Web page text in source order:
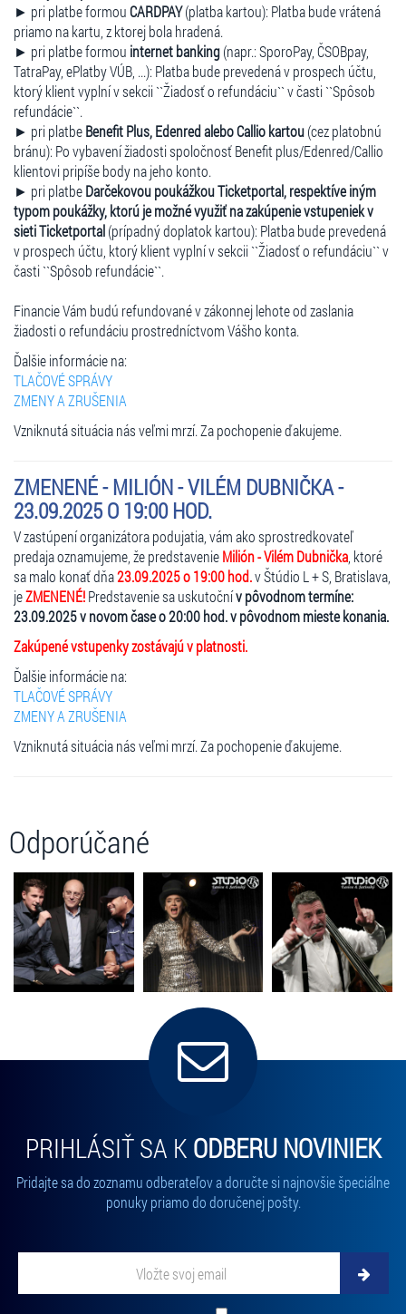
► pri platbe formouCARDPAY(platba kartou): Platba bude vrátená
priamo na kartu, z ktorej bola hradená.
► pri platbe formou internet banking(napr.: SporoPay, ČSOBpay,
TatraPay, ePlatby VÚB, ...): Platba bude prevedená v prospech účtu,
ktorý klient vyplní v sekcii ``Žiadosť o refundáciu`` v časti ``Spôsob
refundácie``.
► pri platbeBenefit Plus, Edenred alebo Callio kartou(cez platobnú
bránu): Po vybavení žiadosti spoločnosť Benefit plus/Edenred/Callio
klientovi pripíše body na jeho konto.
► pri platbeDarčekovou poukážkou Ticketportal, respektíve iným
typom poukážky, ktorú je možné využiť na zakúpenie vstupeniek v
sieti Ticketportal(prípadný doplatok kartou): Platba bude prevedená
v prospech účtu, ktorý klient vyplní v sekcii ``Žiadosť o refundáciu`` v
časti ``Spôsob refundácie``.
Financie Vám budú refundované v zákonnej lehote od zaslania
žiadosti o refundáciu prostredníctvom Vášho konta.
Ďalšie informácie na:
TLAČOVÉ SPRÁVY
ZMENY A ZRUŠENIA
Vzniknutá situácia nás veľmi mrzí. Za pochopenie ďakujeme.
ZMENENÉ - MILIÓN - VILÉM DUBNIČKA -
23.09.2025 O 19:00 HOD.
V zastúpení organizátora podujatia, vám ako sprostredkovateľ
predaja oznamujeme, že predstavenieMilión - Vilém Dubnička , ktoré
sa malo konať dňa23.09.2025 o 19:00 hod.v Štúdio L + S, Bratislava,
jeZMENENÉ!Predstavenie sa uskutočnív pôvodnom termíne:
23.09.2025 v novom čase o 20:00 hod. v pôvodnom mieste konania.
Zakúpené vstupenky zostávajú v platnosti.
Ďalšie informácie na:
TLAČOVÉ SPRÁVY
ZMENY A ZRUŠENIA
Vzniknutá situácia nás veľmi mrzí. Za pochopenie ďakujeme.
Odporúčané
PRIHLÁSIŤ SA K ODBERU NOVINIEK
Pridajte sa do zoznamu odberateľov a doručte si najnovšie špeciálne
ponuky priamo do doručenej pošty.
Zadajte svoju e-mailovú adresu, na ktorú vám budeme zasielať